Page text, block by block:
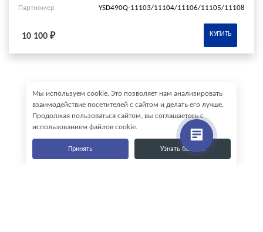
Партномер
YSD490Q-11103/11104/11106/11105/11108
10 100 ₽ КУПИТЬ
Мы используем cookie. Это позволяет нам анализировать
взаимодействие посетителей с сайтом и делать его лучше.
Продолжая пользоваться сайтом, вы соглашаетесь с
использованием файлов cookie.
Принять Узнать больше